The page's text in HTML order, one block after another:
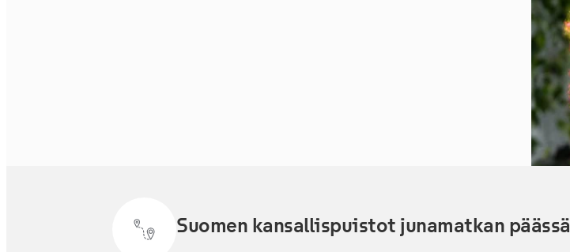
Suomen kansallispuistot junamatkan päässä